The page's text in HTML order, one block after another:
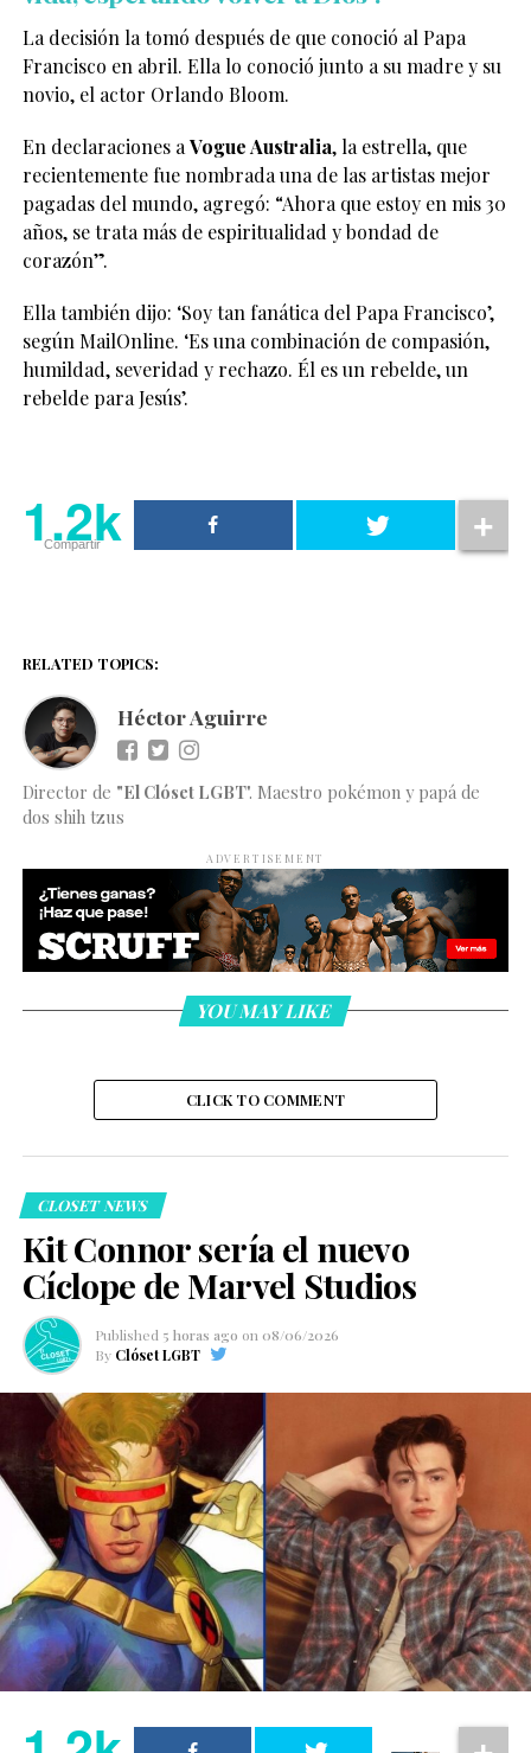
La decisión la tomó después de que conoció al Papa
Francisco en abril. Ella lo conoció junto a su madre y su
novio, el actor Orlando Bloom.
En declaraciones a Vogue Australia, la estrella, que
recientemente fue nombrada una de las artistas mejor
pagadas del mundo, agregó: “Ahora que estoy en mis 30
años, se trata más de espiritualidad y bondad de
corazón”.
Ella también dijo: ‘Soy tan fanática del Papa Francisco’,
según MailOnline. ‘Es una combinación de compasión,
humildad, severidad y rechazo. Él es un rebelde, un
rebelde para Jesús’.
1.2k
Compartir
RELATED TOPICS:
Héctor Aguirre
Director de "El Clóset LGBT". Maestro pokémon y papá de
dos shih tzus
ADVERTISEMENT
YOU MAY LIKE
CLICK TO COMMENT
CLOSET NEWS
Kit Connor sería el nuevo
Cíclope de Marvel Studios
Published 5 horas ago on 08/06/2026
By Clóset LGBT